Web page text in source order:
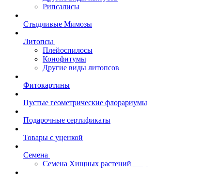
Рипсалисы
Стыдливые Мимозы
Литопсы
Плейоспилосы
Конофитумы
Другие виды литопсов
Фитокартины
Пустые геометрические флорариумы
Подарочные сертификаты
Товары с уценкой
Семена
Семена Хищных растений